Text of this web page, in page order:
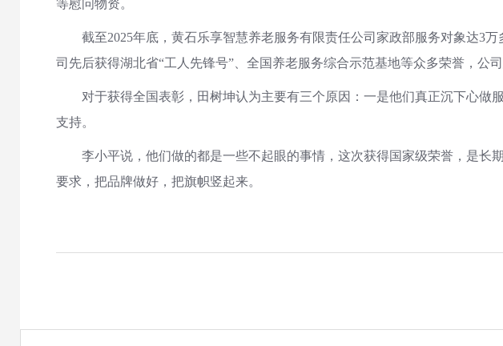
等慰问物资。
截至2025年底，黄石乐享智慧养老服务有限责任公司家政部服务对象达3万
司先后获得湖北省“工人先锋号”、全国养老服务综合示范基地等众多荣誉，公
对于获得全国表彰，田树坤认为主要有三个原因：一是他们真正沉下心做
支持。
李小平说，他们做的都是一些不起眼的事情，这次获得国家级荣誉，是长
要求，把品牌做好，把旗帜竖起来。